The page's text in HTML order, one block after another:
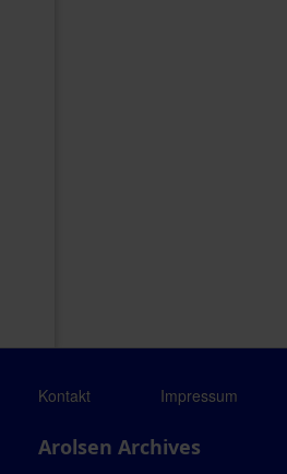
Kontakt Impressum
Arolsen Archives